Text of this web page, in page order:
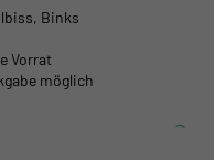
Binks
Vorrat
möglich